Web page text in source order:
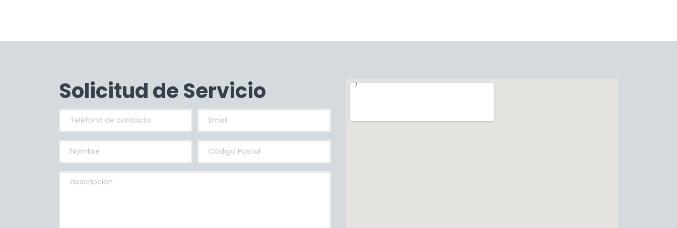
Solicitud de Servicio